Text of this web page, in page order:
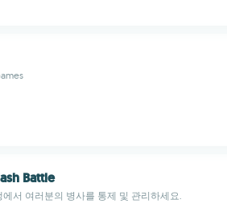
Battle
에서 여러분의 병사를 통제 및 관리하세요.